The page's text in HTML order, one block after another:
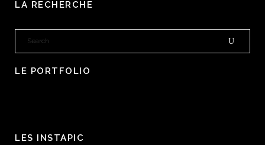
LA RECHERCHE
LE PORTFOLIO
LES INSTAPIC